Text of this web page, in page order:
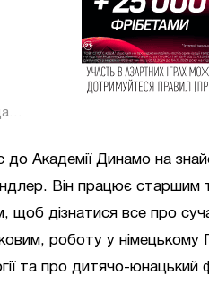
Академії Динамо на
Він працює старшим
щоб дізнатися все про
роботу у
та про дитячо-юнацький